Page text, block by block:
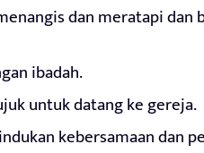
dan meratapi dan
ibadah.
untuk datang ke gereja.
kebersamaan dan